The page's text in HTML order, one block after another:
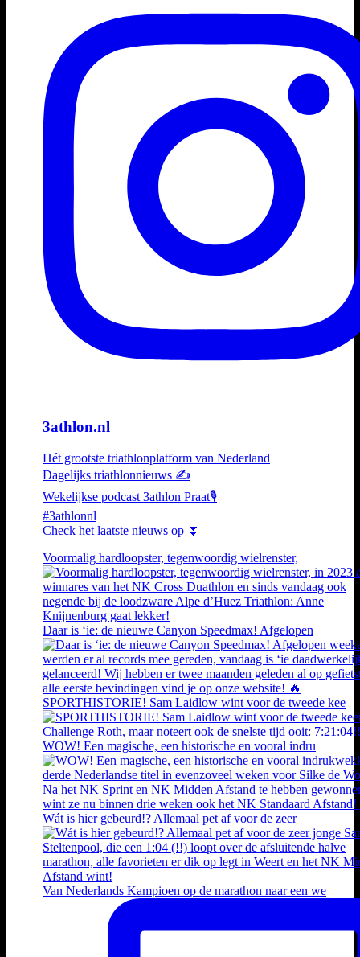
3athlon.nl
Hét grootste triathlonplatform van Nederland
Dagelijks triathlonnieuws ✍️
Wekelijkse podcast 3athlon Praat🎙️
#3athlonnl
Check het laatste nieuws op ⏬
Voormalig hardloopster, tegenwoordig wielrenster,
Daar is ‘ie: de nieuwe Canyon Speedmax! Afgelopen
SPORTHISTORIE! Sam Laidlow wint voor de tweede kee
WOW! Een magische, een historische en vooral indru
Wát is hier gebeurd!? Allemaal pet af voor de zeer
Van Nederlands Kampioen op de marathon naar een we